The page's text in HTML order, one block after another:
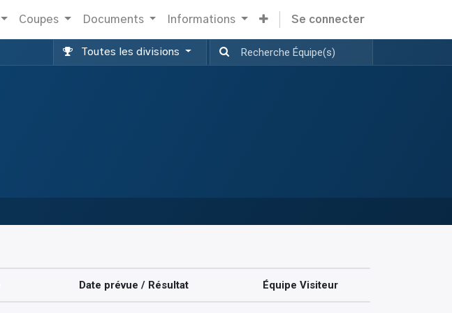
Coupes Documents Informations Se connecter
Toutes les divisions
Date prévue / Résultat Équipe Visiteur